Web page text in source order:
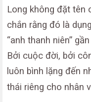
Long không đặt tên
chắn rằng đó là
“anh thanh niên”
Bởi cuộc đời, bởi
luôn bình lặng đến
thái riêng cho nhân